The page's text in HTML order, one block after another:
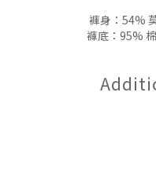
褲身：54%
褲底：95%